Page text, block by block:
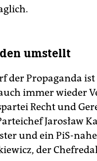
umstellt
der Propaganda
immer wieder
Recht und
Jarosław
und ein PiS-
der